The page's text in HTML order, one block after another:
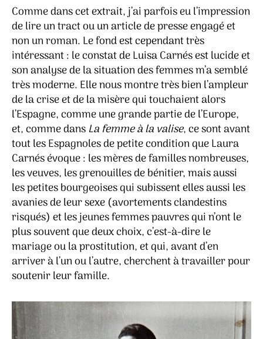
Comme dans cet extrait, j’ai parfois eu l’impression
de lire un tract ou un article de presse engagé et
non un roman. Le fond est cependant très
intéressant : le constat de Luisa Carnés est lucide et
son analyse de la situation des femmes m’a semblé
très moderne. Elle nous montre très bien l’ampleur
de la crise et de la misère qui touchaient alors
l’Espagne, comme une grande partie de l’Europe,
et, comme dans La femme à la valise, ce sont avant
tout les Espagnoles de petite condition que Laura
Carnés évoque : les mères de familles nombreuses,
les veuves, les grenouilles de bénitier, mais aussi
les petites bourgeoises qui subissent elles aussi les
avanies de leur sexe (avortements clandestins
risqués) et les jeunes femmes pauvres qui n’ont le
plus souvent que deux choix, c’est-à-dire le
mariage ou la prostitution, et qui, avant d’en
arriver à l’un ou l’autre, cherchent à travailler pour
soutenir leur famille.